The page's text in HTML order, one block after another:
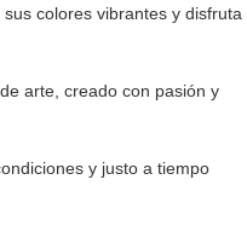
colores vibrantes y disfruta
arte, creado con pasión y
y justo a tiempo